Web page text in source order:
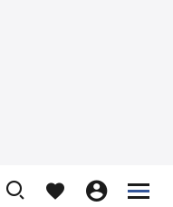
   

